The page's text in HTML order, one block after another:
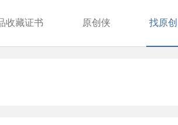
收藏证书 原创侠 找原创